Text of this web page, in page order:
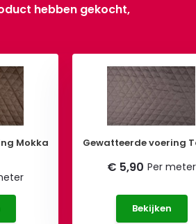
hebben gekocht,
Mokka Gewatteerde voering
€ 5,90 Per meter
Bekijken